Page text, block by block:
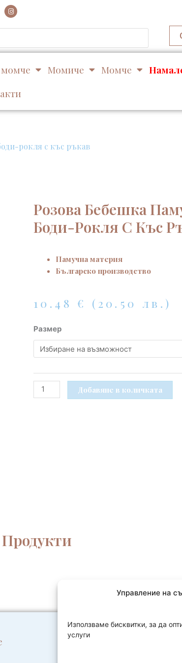
Управление на
Използваме бисквитки, за да
услуги
I
n
s
t
r
a
Момиче Момче
рокля с къс ръкав
Розова Бебешка
Боди-Рокля С Къс
Памучна материя
Българско производство
10.48€ (20.50 лв.)
Размер
количество
за
Розова
памучна
боди-
рокля
Добавяне в количката